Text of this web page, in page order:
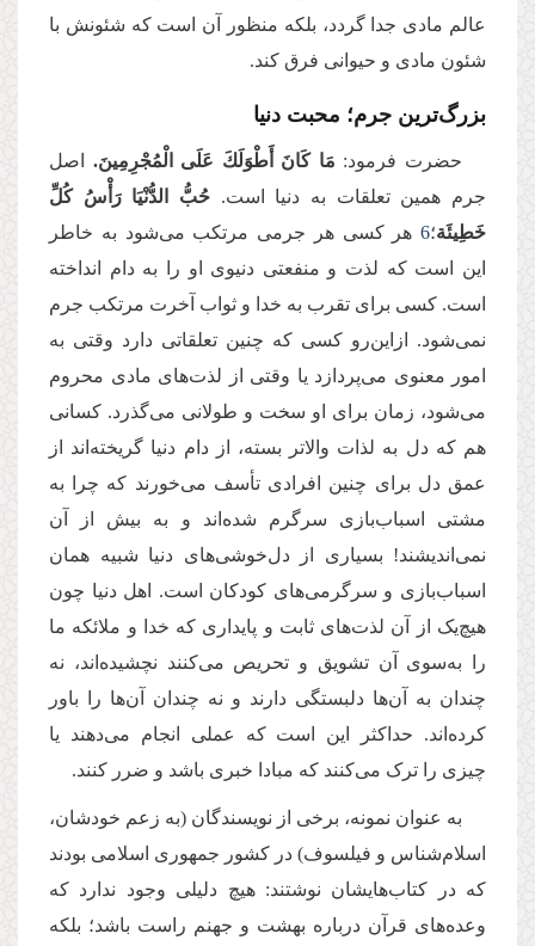
عالم مادی جدا گردد، بلکه منظور آن است که شئونش با
شئون مادی و حیوانی فرق کند.
بزرگ‌ترین جرم؛ محبت دنیا
حضرت فرمود: مَا كَانَ أَطْوَلَكَ عَلَى الْمُجْرِمِینَ. اصل
جرم همین تعلقات به دنیا است. حُبُّ الدُّنْیَا رَأْسُ كُلِّ
خَطِیئَة؛6 هر کسی هر جرمی مرتکب می‌شود به خاطر
این است که لذت و منفعتی دنیوی او را به دام انداخته
است. کسی برای تقرب به خدا و ثواب آخرت مرتکب جرم
نمی‌شود. ازاین‌رو کسی که چنین تعلقاتی دارد وقتی به
امور معنوی می‌پردازد یا وقتی از لذت‌های مادی محروم
می‌شود، زمان برای او سخت و طولانی می‌گذرد. کسانی
هم که دل به لذات والاتر بسته، از دام دنیا گریخته‌اند از
عمق دل برای چنین افرادی تأسف می‌خورند که چرا به
مشتی اسباب‌بازی سرگرم شده‌اند و به بیش از آن
نمی‌اندیشند! بسیاری از دل‌خوشی‌های دنیا شبیه همان
اسباب‌بازی و سرگرمی‌های کودکان است. اهل دنیا چون
هیچ‌یک از آن لذت‌های ثابت و پایداری که خدا و ملائکه ما
را به‌سوی آن تشویق و تحریص می‌کنند نچشیده‌اند، نه
چندان به آن‌ها دلبستگی دارند و نه چندان آن‌ها را باور
کرده‌اند. حداکثر این است که عملی انجام می‌دهند یا
چیزی را ترک می‌کنند که مبادا خبری باشد و ضرر کنند.
به عنوان نمونه، برخی از نویسندگان (به زعم خودشان،
اسلا‌م‌شناس و فیلسوف) در کشور جمهوری اسلامی بودند
که در کتاب‌هایشان نوشتند: هیچ دلیلی وجود ندارد که
وعده‌های قرآن درباره بهشت و جهنم راست باشد؛ بلکه